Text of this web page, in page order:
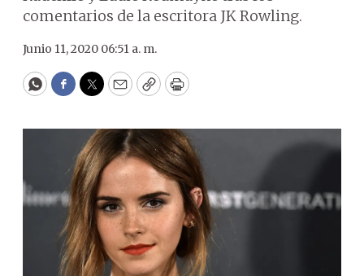
comentarios de la escritora JK Rowling.
Junio 11, 2020 06:51 a. m.
WhatsApp
Facebook
Twitter
EmailCopyPrint